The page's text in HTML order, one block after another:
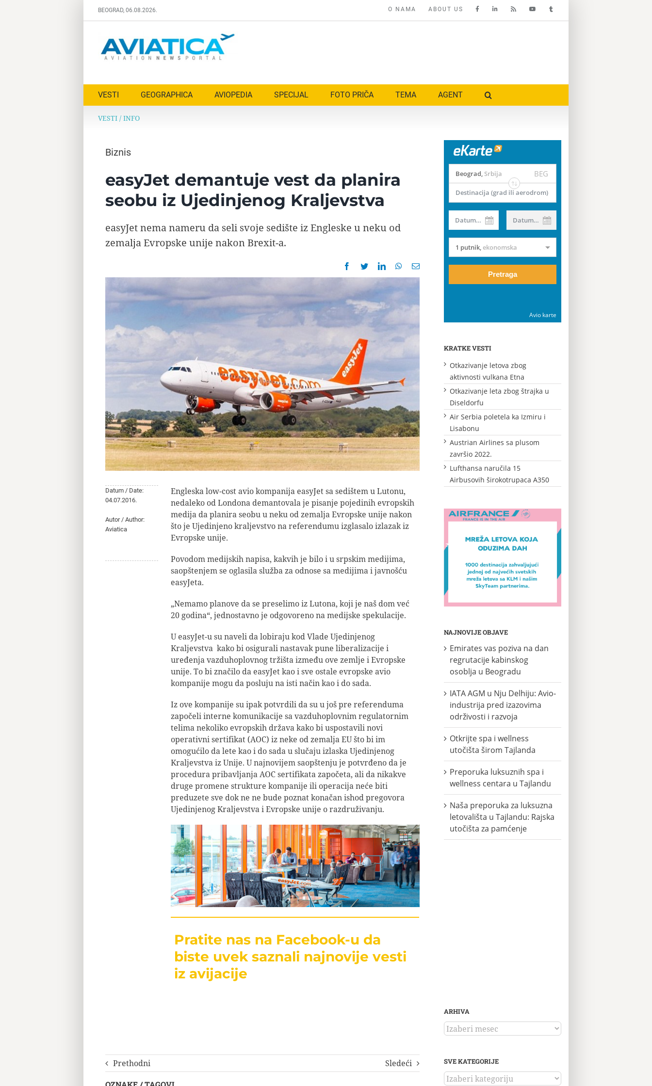
BEOGRAD, 06.08.2026. O NAMA ABOUT US
VESTI GEOGRAPHICA AVIOPEDIA SPECIJAL FOTO PRIČA TEMA AGENT
VESTI/ INFO
Biznis
easyJet demantuje vest da planira
seobu iz Ujedinjenog Kraljevstva
easyJet nema nameru da seli svoje sedište iz Engleske u neku od
zemalja Evropske unije nakon Brexit-a.
Datum / Date:
04.07.2016.
Autor / Author:
Aviatica
Engleska low-cost avio kompanija easyJet sa sedištem u Lutonu,
nedaleko od Londona demantovala je pisanje pojedinih evropskih
medija da planira seobu u neku od zemalja Evropske unije nakon
što je Ujedinjeno kraljevstvo na referendumu izglasalo izlazak iz
Evropske unije.
Povodom medijskih napisa, kakvih je bilo i u srpskim medijima,
saopštenjem se oglasila služba za odnose sa medijima i javnošću
easyJeta.
„Nemamo planove da se preselimo iz Lutona, koji je naš dom već
20 godina“, jednostavno je odgovoreno na medijske spekulacije.
U easyJet-u su naveli da lobiraju kod Vlade Ujedinjenog
Kraljevstva kako bi osigurali nastavak pune liberalizacije i
uređenja vazduhoplovnog tržišta između ove zemlje i Evropske
unije. To bi značilo da easyJet kao i sve ostale evropske avio
kompanije mogu da posluju na isti način kao i do sada.
Iz ove kompanije su ipak potvrdili da su u još pre referenduma
započeli interne komunikacije sa vazduhoplovnim regulatornim
telima nekoliko evropskih država kako bi uspostavili novi
operativni sertifikat (AOC) iz neke od zemalja EU što bi im
omogućilo da lete kao i do sada u slučaju izlaska Ujedinjenog
Kraljevstva iz Unije. U najnovijem saopštenju je potvrđeno da je
procedura pribavljanja AOC sertifikata započeta, ali da nikakve
druge promene strukture kompanije ili operacija neće biti
preduzete sve dok ne ne bude poznat konačan ishod pregovora
Ujedinjenog Kraljevstva i Evropske unije o razdruživanju.
Pratite nas na Facebook-u da
biste uvek saznali najnovije vesti
iz avijacije
Prethodni Sledeći
Beograd, Srbija BEG
Destinacija (grad ili aerodrom)
Datum od Datum do
1 putnik,ekonomska
Pretraga
Avio karte
KRATKE VESTI
Otkazivanje letova zbog
aktivnosti vulkana Etna
Otkazivanje leta zbog štrajka u
Diseldorfu
Air Serbia poletela ka Izmiru i
Lisabonu
Austrian Airlines sa plusom
završio 2022.
Lufthansa naručila 15
Airbusovih širokotrupaca A350
NAJNOVIJE OBJAVE
Emirates vas poziva na dan
regrutacije kabinskog
osoblja u Beogradu
IATA AGM u Nju Delhiju: Avio-
industrija pred izazovima
održivosti i razvoja
Otkrijte spa i wellness
utočišta širom Tajlanda
Preporuka luksuznih spa i
wellness centara u Tajlandu
Naša preporuka za luksuzna
letovališta u Tajlandu: Rajska
utočišta za pamćenje
ARHIVA
ARHIVA
SVE KATEGORIJE
SVE